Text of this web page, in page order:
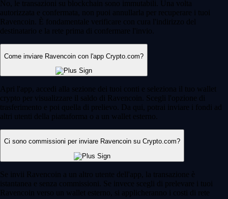
No, le transazioni su blockchain sono immutabili. Una volta
autorizzata e confermata, non puoi annullarla per recuperare i tuoi
Ravencoin. È fondamentale verificare con cura l'indirizzo del
destinatario e la rete prima di confermare l'invio.
Come inviare Ravencoin con l'app Crypto.com?
Apri l'app, accedi alla sezione dei tuoi conti e seleziona il tuo wallet
crypto per visualizzare il saldo di Ravencoin. Scegli l'opzione di
trasferimento e poi quella di prelievo. Da qui, potrai inviare i fondi ad
altri utenti della piattaforma o a un wallet esterno.
Ci sono commissioni per inviare Ravencoin su Crypto.com?
Se invii Ravencoin a un altro utente dell'app, la transazione è
istantanea e senza commissioni. Se invece scegli di prelevare i tuoi
Ravencoin verso un wallet esterno, si applicheranno i costi di rete